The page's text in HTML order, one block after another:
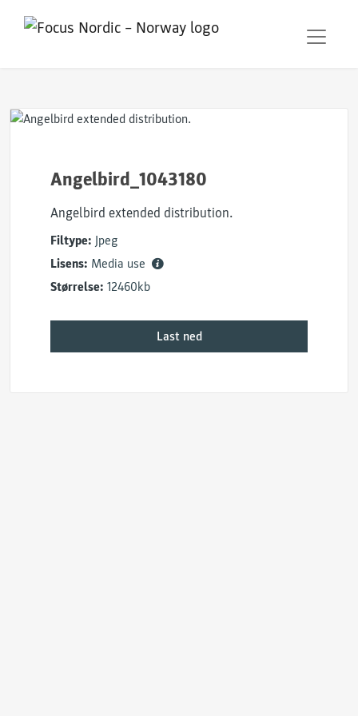
Angelbird_1043180
Angelbird extended distribution.
Filtype: Jpeg
Lisens: Media use
Størrelse: 12460kb
Last ned